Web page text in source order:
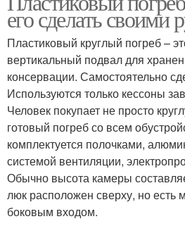
его сделать своими
Пластиковый круглый погреб –
вертикальный подвал для
консервации. Самостоятельно
Используются только кессоны
Человек покупает не просто
готовый погреб со всем
комплектуется полочками,
системой вентиляции,
Обычно высота камеры
люк расположен сверху, но есть
боковым входом.